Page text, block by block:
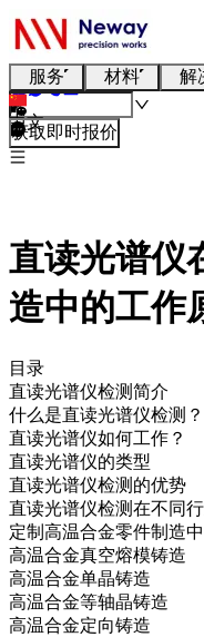
服务 材料 解
中文
获取即时报价
直读光谱仪
造中的工作
目录
直读光谱仪检测简介
什么是直读光谱仪检测？
直读光谱仪如何工作？
直读光谱仪的类型
直读光谱仪检测的优势
直读光谱仪检测在不同
定制高温合金零件制造
高温合金真空熔模铸造
高温合金单晶铸造
高温合金等轴晶铸造
高温合金定向铸造